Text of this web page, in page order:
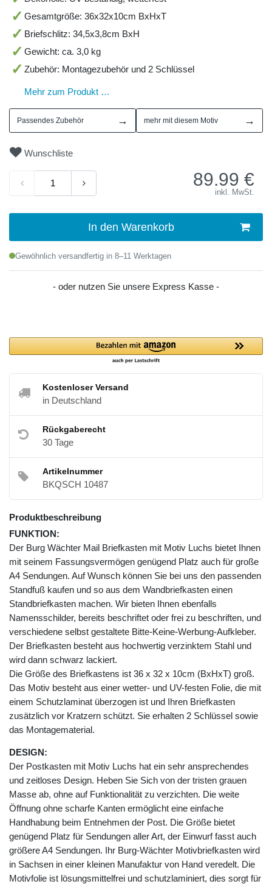
Gesamtgröße: 36x32x10cm BxHxT
Briefschlitz: 34,5x3,8cm BxH
Gewicht: ca. 3,0 kg
Zubehör: Montagezubehör und 2 Schlüssel
Mehr zum Produkt …
Passendes Zubehör → mehr mit diesem Motiv →
Wunschliste
89.99 €
inkl. MwSt.
In den Warenkorb
Gewöhnlich versandfertig in 8–11 Werktagen
- oder nutzen Sie unsere Express Kasse -
Kostenloser Versand
in Deutschland
Rückgaberecht
30 Tage
Artikelnummer
BKQSCH 10487
Produktbeschreibung
FUNKTION:
Der Burg Wächter Mail Briefkasten mit Motiv Luchs bietet Ihnen
mit seinem Fassungsvermögen genügend Platz auch für große
A4 Sendungen. Auf Wunsch können Sie bei uns den passenden
Standfuß kaufen und so aus dem Wandbriefkasten einen
Standbriefkasten machen. Wir bieten Ihnen ebenfalls
Namensschilder, bereits beschriftet oder frei zu beschriften, und
verschiedene selbst gestaltete Bitte-Keine-Werbung-Aufkleber.
Der Briefkasten besteht aus hochwertig verzinktem Stahl und
wird dann schwarz lackiert.
Die Größe des Briefkastens ist 36 x 32 x 10cm (BxHxT) groß.
Das Motiv besteht aus einer wetter- und UV-festen Folie, die mit
einem Schutzlaminat überzogen ist und Ihren Briefkasten
zusätzlich vor Kratzern schützt. Sie erhalten 2 Schlüssel sowie
das Montagematerial.
DESIGN:
Der Postkasten mit Motiv Luchs hat ein sehr ansprechendes
und zeitloses Design. Heben Sie Sich von der tristen grauen
Masse ab, ohne auf Funktionalität zu verzichten. Die weite
Öffnung ohne scharfe Kanten ermöglicht eine einfache
Handhabung beim Entnehmen der Post. Die Größe bietet
genügend Platz für Sendungen aller Art, der Einwurf fasst auch
größere A4 Sendungen. Ihr Burg-Wächter Motivbriefkasten wird
in Sachsen in einer kleinen Manufaktur von Hand veredelt. Die
Motivfolie ist lösungsmittelfrei und schutzlaminiert, dies sorgt für